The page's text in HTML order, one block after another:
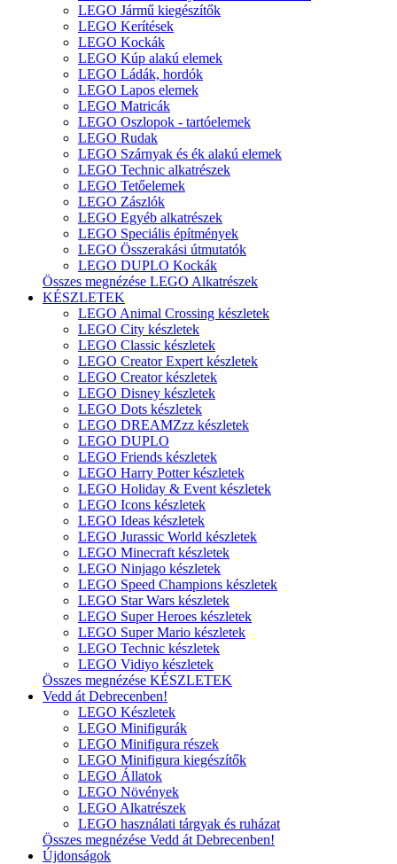
LEGO Jármű kiegészítők
LEGO Kerítések
LEGO Kockák
LEGO Kúp alakú elemek
LEGO Ládák, hordók
LEGO Lapos elemek
LEGO Matricák
LEGO Oszlopok - tartóelemek
LEGO Rudak
LEGO Szárnyak és ék alakú elemek
LEGO Technic alkatrészek
LEGO Tetőelemek
LEGO Zászlók
LEGO Egyéb alkatrészek
LEGO Speciális építmények
LEGO Összerakási útmutatók
LEGO DUPLO Kockák
Összes megnézése LEGO Alkatrészek
KÉSZLETEK
LEGO Animal Crossing készletek
LEGO City készletek
LEGO Classic készletek
LEGO Creator Expert készletek
LEGO Creator készletek
LEGO Disney készletek
LEGO Dots készletek
LEGO DREAMZzz készletek
LEGO DUPLO
LEGO Friends készletek
LEGO Harry Potter készletek
LEGO Holiday & Event készletek
LEGO Icons készletek
LEGO Ideas készletek
LEGO Jurassic World készletek
LEGO Minecraft készletek
LEGO Ninjago készletek
LEGO Speed Champions készletek
LEGO Star Wars készletek
LEGO Super Heroes készletek
LEGO Super Mario készletek
LEGO Technic készletek
LEGO Vidiyo készletek
Összes megnézése KÉSZLETEK
Vedd át Debrecenben!
LEGO Készletek
LEGO Minifigurák
LEGO Minifigura részek
LEGO Minifigura kiegészítők
LEGO Állatok
LEGO Növények
LEGO Alkatrészek
LEGO használati tárgyak és ruházat
Összes megnézése Vedd át Debrecenben!
Újdonságok